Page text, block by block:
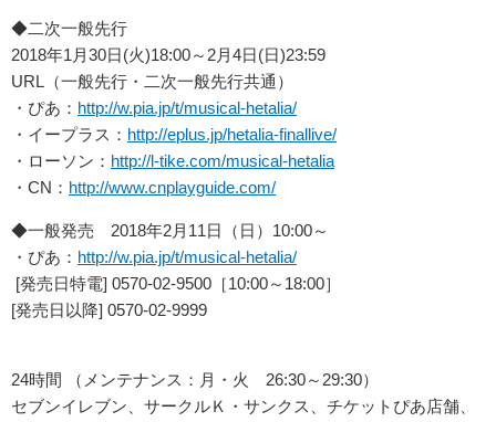
◆二次一般先行
2018年1月30日(火)18:00～2月4日(日)23:59
URL（一般先行・二次一般先行共通）
・ぴあ： http://w.pia.jp/t/musical-hetalia/
・イープラス： http://eplus.jp/hetalia-finallive/
・ローソン： http://l-tike.com/musical-hetalia
・CN： http://www.cnplayguide.com/
◆一般発売 2018年2月11日（日）10:00～
・ぴあ： http://w.pia.jp/t/musical-hetalia/
[発売日特電] 0570-02-9500［10:00～18:00］
[発売日以降] 0570-02-9999
24時間 （メンテナンス：月・火 26:30～29:30）
セブンイレブン、サークルＫ・サンクス、チケットぴあ店舗、